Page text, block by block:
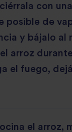
con
posible de
y bájalo al
arroz
el fuego,
el arroz,